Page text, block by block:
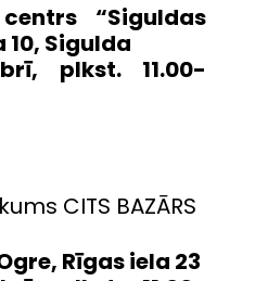
“Siguldas
10, Sigulda
plkst. 11.00-
CITS BAZĀRS
Rīgas iela 23